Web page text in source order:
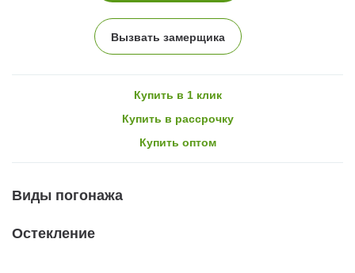
Вызвать замерщика
Купить в 1 клик
Купить в рассрочку
Купить оптом
Виды погонажа
Остекление